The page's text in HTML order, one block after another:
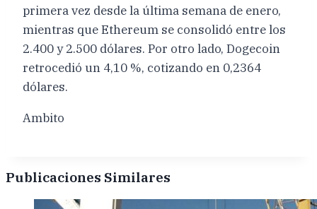
primera vez desde la última semana de enero,
mientras que Ethereum se consolidó entre los
2.400 y 2.500 dólares. Por otro lado, Dogecoin
retrocedió un 4,10 %, cotizando en 0,2364
dólares.
Ambito
Publicaciones Similares